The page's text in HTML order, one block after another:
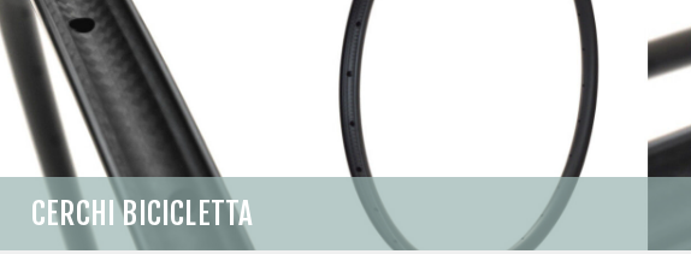
CERCHI BICICLETTA